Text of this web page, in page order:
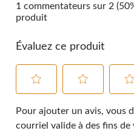
1 commentateurs sur 2
produit
Évaluez ce produit
pour
évaluer
pour
évaluer
pour
Pour ajouter un avis, vous
courriel valide à des fins